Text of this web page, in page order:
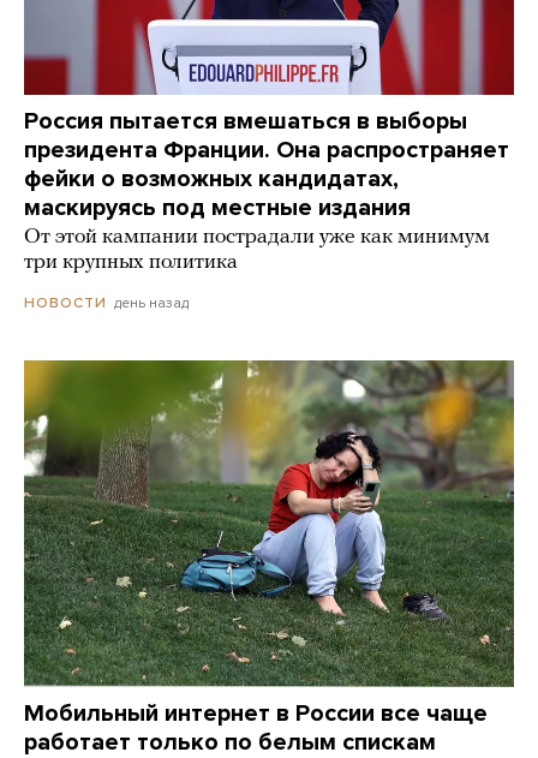
Россия пытается вмешаться в выборы
президента Франции. Она распространяет
фейки о возможных кандидатах,
маскируясь под местные издания
От этой кампании пострадали уже как минимум
три крупных политика
НОВОСТИ день назад
Мобильный интернет в России все чаще
работает только по белым спискам